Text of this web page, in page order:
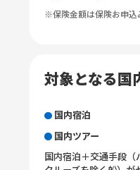
※保険金額は保険お申込
対象となる国
国内宿泊
国内ツアー
国内宿泊＋交通手段（